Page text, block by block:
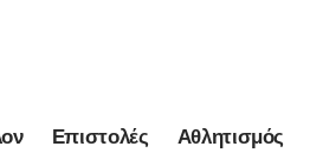
Επιστολές Αθλητισμός